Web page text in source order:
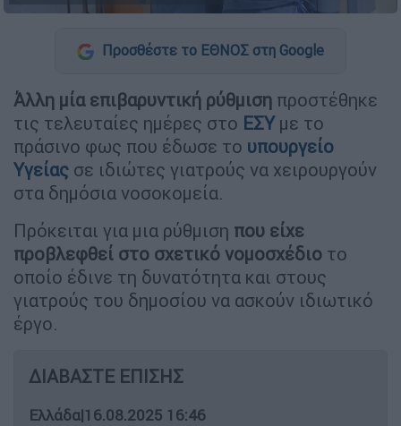
Προσθέστε το ΕΘΝΟΣ στη Google
Άλλη μία επιβαρυντική ρύθμιση προστέθηκε
τις τελευταίες ημέρες στο ΕΣΥμε το
πράσινο φως που έδωσε το υπουργείο
Υγείας σε ιδιώτες γιατρούς να χειρουργούν
στα δημόσια νοσοκομεία.
Πρόκειται για μια ρύθμιση που είχε
προβλεφθεί στο σχετικό νομοσχέδιο το
οποίο έδινε τη δυνατότητα και στους
γιατρούς του δημοσίου να ασκούν ιδιωτικό
έργο.
ΔΙΑΒΑΣΤΕ ΕΠΙΣΗΣ
Ελλάδα|16.08.2025 16:46